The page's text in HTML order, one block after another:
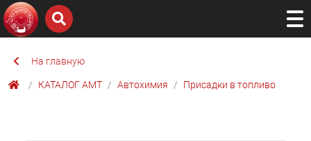
На главную
КАТАЛОГ AMТ Автохимия Присадки в топливо